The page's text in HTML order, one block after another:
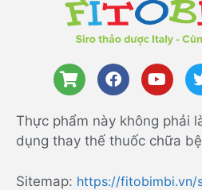
Thực phẩm này không phải
dụng thay thế thuốc chữa
Sitemap: https://fitobimbi.vn/